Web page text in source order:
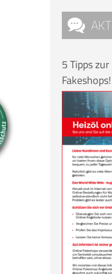
5 Tipps
Fakeshops!